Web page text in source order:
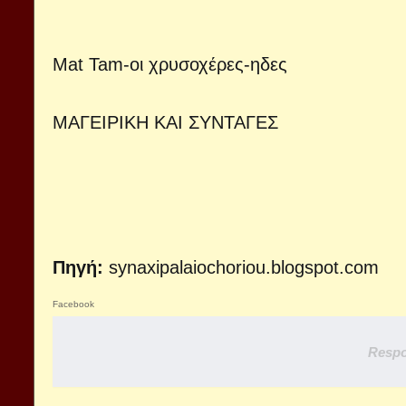
Mat Tam-οι χρυσοχέρες-ηδες
ΜΑΓΕΙΡΙΚΗ ΚΑΙ ΣΥΝΤΑΓΕΣ
Πηγή: synaxipalaiochoriou.blogspot.com
Facebook